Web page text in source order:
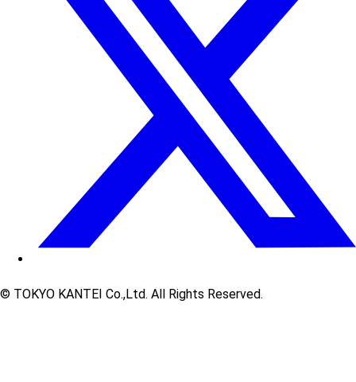
© TOKYO KANTEI Co.,Ltd. All Rights Reserved.